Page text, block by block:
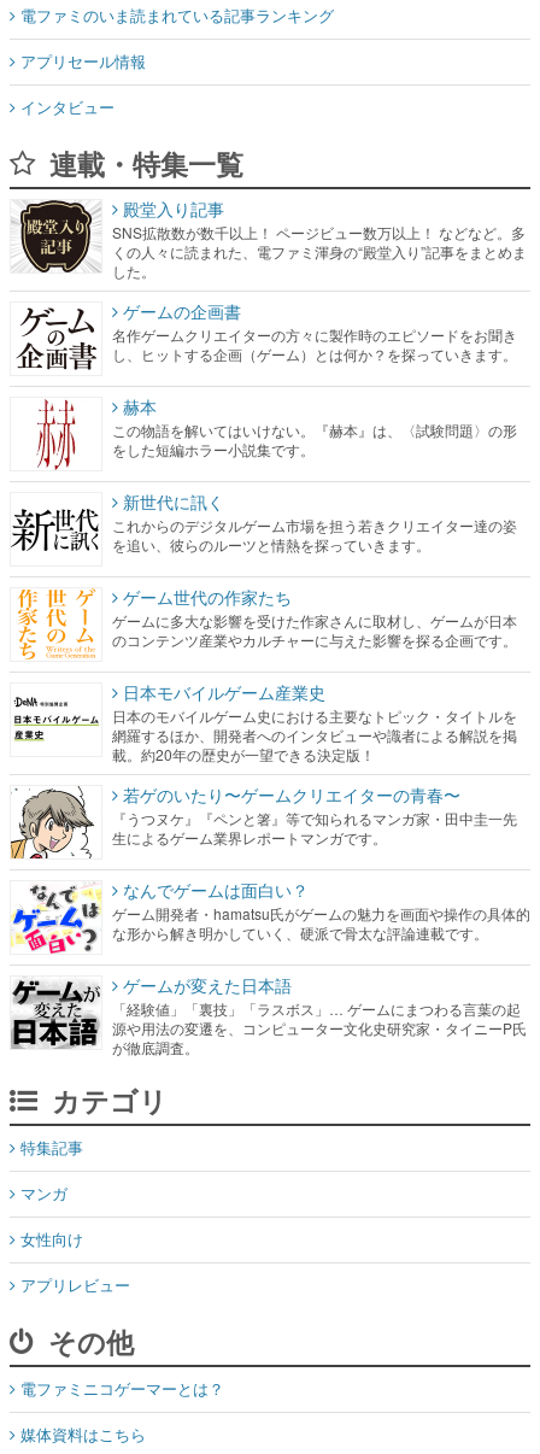
電ファミのいま読まれている記事ランキング
アプリセール情報
インタビュー
連載・特集一覧
殿堂入り記事
SNS拡散数が数千以上！ ページビュー数万以上！ などなど。多
くの人々に読まれた、電ファミ渾身の“殿堂入り”記事をまとめま
した。
ゲームの企画書
名作ゲームクリエイターの方々に製作時のエピソードをお聞き
し、ヒットする企画（ゲーム）とは何か？を探っていきます。
赫本
この物語を解いてはいけない。『赫本』は、〈試験問題〉の形
をした短編ホラー小説集です。
新世代に訊く
これからのデジタルゲーム市場を担う若きクリエイター達の姿
を追い、彼らのルーツと情熱を探っていきます。
ゲーム世代の作家たち
ゲームに多大な影響を受けた作家さんに取材し、ゲームが日本
のコンテンツ産業やカルチャーに与えた影響を探る企画です。
日本モバイルゲーム産業史
日本のモバイルゲーム史における主要なトピック・タイトルを
網羅するほか、開発者へのインタビューや識者による解説を掲
載。約20年の歴史が一望できる決定版！
若ゲのいたり〜ゲームクリエイターの青春〜
『うつヌケ』『ペンと箸』等で知られるマンガ家・田中圭一先
生によるゲーム業界レポートマンガです。
なんでゲームは面白い？
ゲーム開発者・hamatsu氏がゲームの魅力を画面や操作の具体的
な形から解き明かしていく、硬派で骨太な評論連載です。
ゲームが変えた日本語
「経験値」「裏技」「ラスボス」… ゲームにまつわる言葉の起
源や用法の変遷を、コンピューター文化史研究家・タイニーP氏
が徹底調査。
カテゴリ
特集記事
マンガ
女性向け
アプリレビュー
その他
電ファミニコゲーマーとは？
媒体資料はこちら